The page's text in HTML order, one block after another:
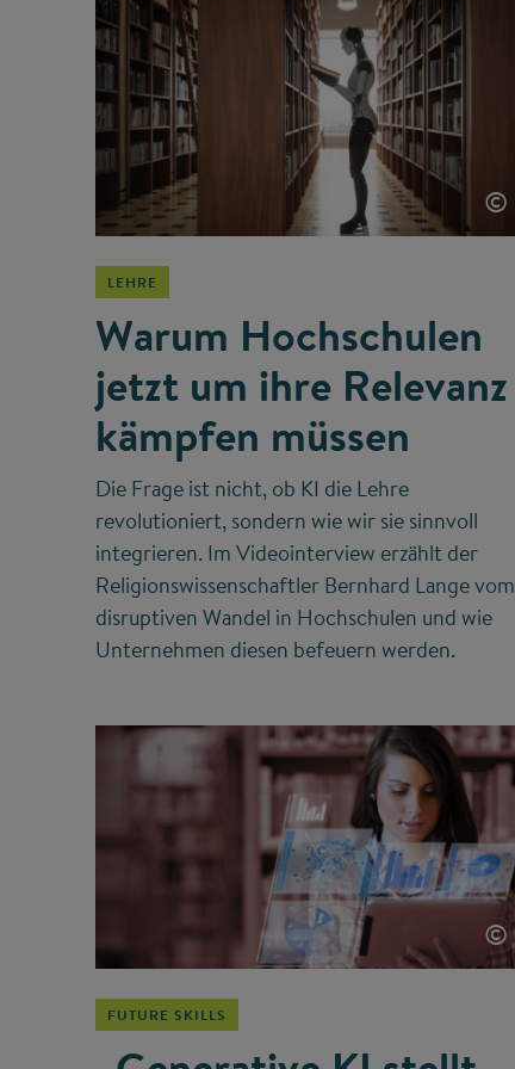
©
LEHRE
Warum Hochschulen
jetzt um ihre Relevanz
kämpfen müssen
Die Frage ist nicht, ob KI die Lehre
revolutioniert, sondern wie wir sie sinnvoll
integrieren. Im Videointerview erzählt der
Religionswissenschaftler Bernhard Lange vom
disruptiven Wandel in Hochschulen und wie
Unternehmen diesen befeuern werden.
©
FUTURE SKILLS